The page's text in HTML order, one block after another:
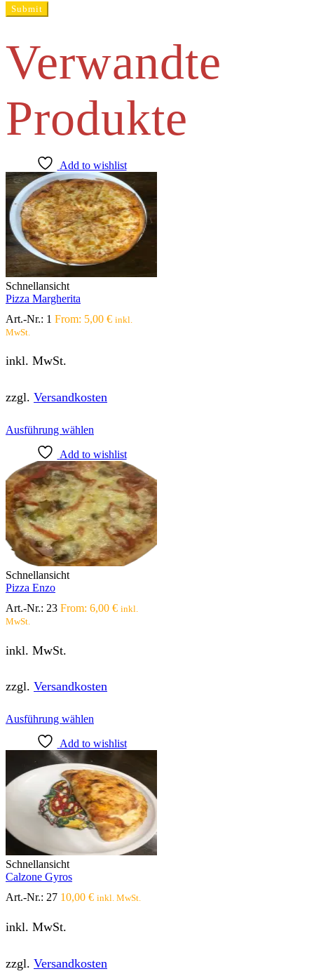
Verwandte
Produkte
Add to wishlist
Schnellansicht
Pizza Margherita
Art.-Nr.: 1 From: 5,00 € inkl.
MwSt.
inkl. MwSt.
zzgl. Versandkosten
Ausführung wählen
weist
mehrere
Varianten
auf.
Die
Optionen
können
auf
der
Produktseite
Add to wishlist
Schnellansicht
Pizza Enzo
Art.-Nr.: 23 From: 6,00 € inkl.
MwSt.
inkl. MwSt.
zzgl. Versandkosten
Ausführung wählen
weist
mehrere
Varianten
auf.
Die
Optionen
können
auf
der
Produktseite
Add to wishlist
Schnellansicht
Calzone Gyros
Art.-Nr.: 27 10,00 € inkl. MwSt.
inkl. MwSt.
zzgl. Versandkosten